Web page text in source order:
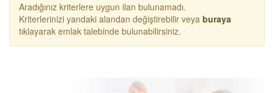
Aradığınız kriterlere uygun ilan bulunamadı.
Kriterlerinizi yandaki alandan değiştirebilir veya buraya
tıklayarak emlak talebinde bulunabilirsiniz.